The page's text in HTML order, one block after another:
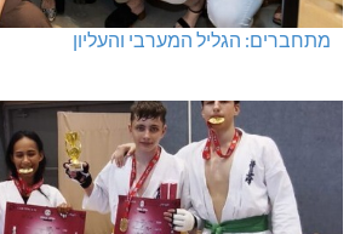
מתחברים: הגליל המערבי והעליון